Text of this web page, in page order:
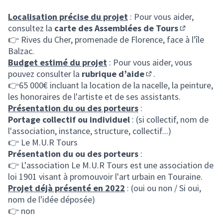
Localisation précise du projet : Pour vous aider,
consultez la carte des Assemblées de Tours
(S'ouvre
👉 Rives du Cher, promenade de Florence, face à l'île
Balzac.
Budget estimé du projet : Pour vous aider, vous
pouvez consulter la rubrique d’aide
(S'ouvre dans un
.
👉65 000€ incluant la location de la nacelle, la peinture,
les honoraires de l'artiste et de ses assistants.
Présentation du ou des porteurs :
Portage collectif ou individuel : (si collectif, nom de
l'association, instance, structure, collectif...)
👉 Le M.U.R Tours
Présentation du ou des porteurs :
👉 L'association Le M.U.R Tours est une association de
loi 1901 visant à promouvoir l'art urbain en Touraine.
Projet déjà présenté en 2022 : (oui ou non / Si oui,
nom de l'idée déposée)
👉 non